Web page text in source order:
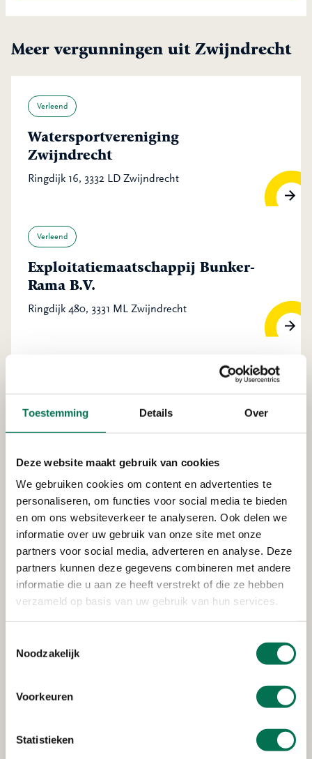
Toestemming Details Over
Deze website maakt gebruik van cookies
We gebruiken cookies om content en advertenties te
personaliseren, om functies voor social media te bieden
en om ons websiteverkeer te analyseren. Ook delen we
informatie over uw gebruik van onze site met onze
partners voor social media, adverteren en analyse. Deze
partners kunnen deze gegevens combineren met andere
informatie die u aan ze heeft verstrekt of die ze hebben
verzameld op basis van uw gebruik van hun services.
Noodzakelijk
Voorkeuren
Statistieken
Meer vergunningen uit Zwijndrecht
Verleend
Watersportvereniging
Zwijndrecht
Ringdijk 16, 3332 LD Zwijndrecht
Verleend
Exploitatiemaatschappij Bunker-
Rama B.V.
Ringdijk 480, 3331 ML Zwijndrecht
Smeermiddelen Industrie De
Oliebron B.V.
Verleend
Waterschap Hollandse Delta
Veerweg 51, 3336 LM Zwijndrecht
Lindtsedijk 84, 3336 LE Zwijndrecht